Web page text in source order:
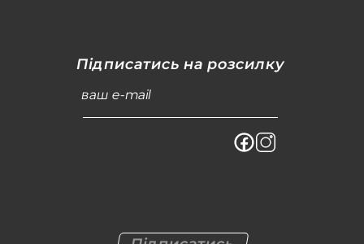
Підписатись на розсилку
ваш e-mail